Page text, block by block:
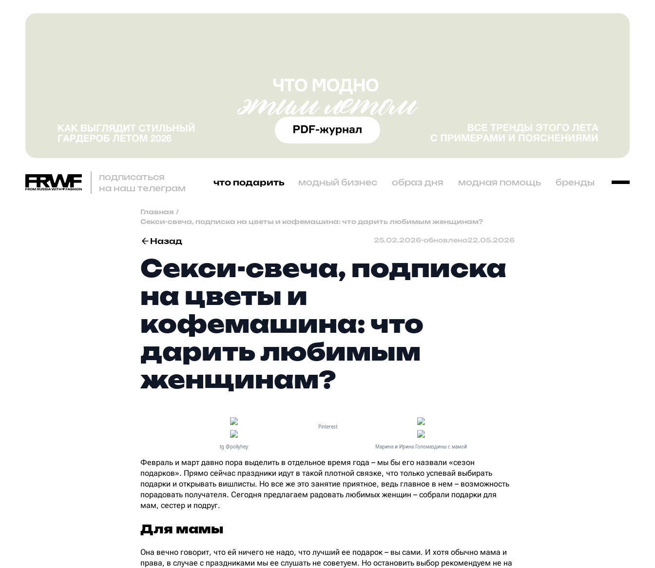
подписаться
на наш телеграм
что подарить модный бизнес образ дня модная помощь бренды
Главная /
Секси-свеча, подписка на цветы и кофемашина: что дарить любимым женщинам?
Назад 25.02.2026•обновлено22.05.2026
Секси-свеча, подписка
на цветы и
кофемашина: что
дарить любимым
женщинам?
Pinterest
tg @pollyhey Марина и Ирина Голомаздины с мамой
Февраль и март давно пора выделить в отдельное время года – мы бы его назвали «сезон
подарков». Прямо сейчас праздники идут в такой плотной связке, что только успевай выбирать
подарки и открывать вишлисты. Но все же это занятие приятное, ведь главное в нем – возможность
порадовать получателя. Сегодня предлагаем радовать любимых женщин – собрали подарки для
мам, сестер и подруг.
Для мамы
Она вечно говорит, что ей ничего не надо, что лучший ее подарок – вы сами. И хотя обычно мама и
права, в случае с праздниками мы ее слушать не советуем. Но остановить выбор рекомендуем не на